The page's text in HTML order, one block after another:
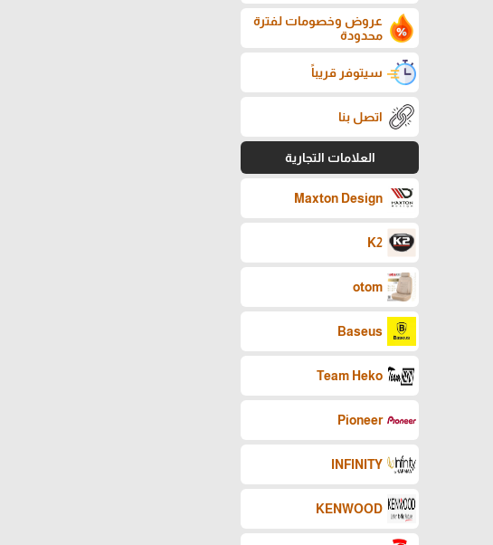
عروض وخصومات لفترة
محدودة
سيتوفر قريباً
اتصل بنا
العلامات التجارية
Maxton Design
K2
otom
Baseus
Team Heko
Pioneer
INFINITY
KENWOOD